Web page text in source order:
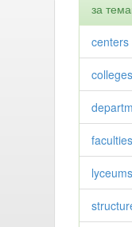
за
centers
colleges
faculties
lyceums